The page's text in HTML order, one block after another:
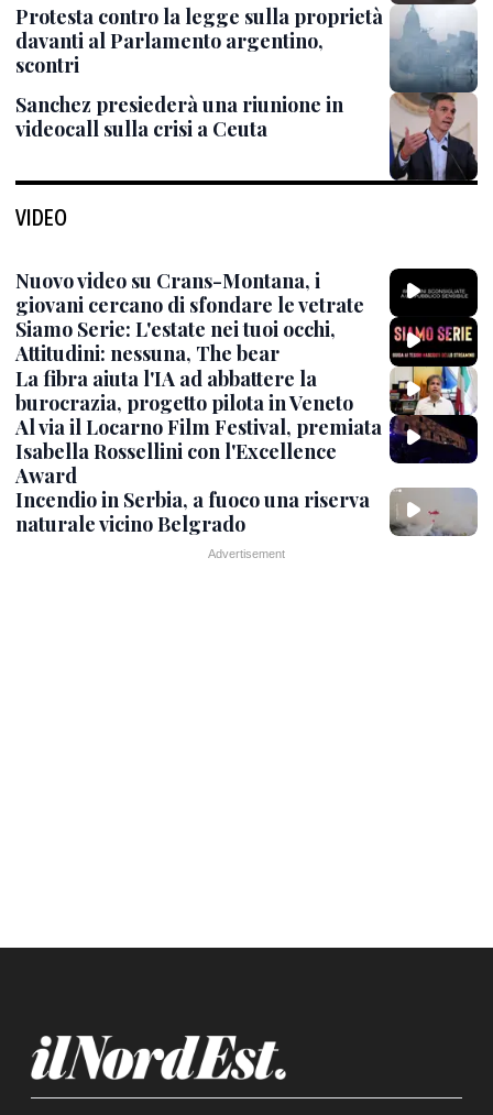
Protesta contro la legge sulla proprietà
davanti al Parlamento argentino,
scontri
Sanchez presiederà una riunione in
videocall sulla crisi a Ceuta
VIDEO
Nuovo video su Crans-Montana, i
giovani cercano di sfondare le vetrate
Siamo Serie: L'estate nei tuoi occhi,
Attitudini: nessuna, The bear
La fibra aiuta l'IA ad abbattere la
burocrazia, progetto pilota in Veneto
Al via il Locarno Film Festival, premiata
Isabella Rossellini con l'Excellence
Award
Incendio in Serbia, a fuoco una riserva
naturale vicino Belgrado